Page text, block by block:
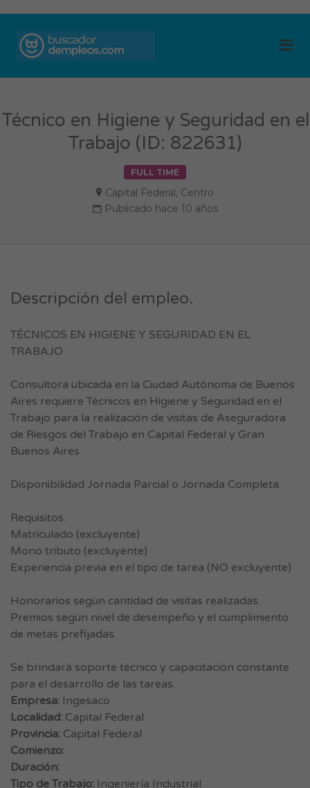
Técnico en Higiene y Seguridad en el
Trabajo (ID: 822631)
FULL TIME
Capital Federal, Centro
Publicado hace 10 años
Descripción del empleo.
TÉCNICOS EN HIGIENE Y SEGURIDAD EN EL
TRABAJO
Consultora ubicada en la Ciudad Autónoma de Buenos
Aires requiere Técnicos en Higiene y Seguridad en el
Trabajo para la realización de visitas de Aseguradora
de Riesgos del Trabajo en Capital Federal y Gran
Buenos Aires.
Disponibilidad Jornada Parcial o Jornada Completa.
Requisitos:
Matriculado (excluyente)
Mono tributo (excluyente)
Experiencia previa en el tipo de tarea (NO excluyente)
Honorarios según cantidad de visitas realizadas.
Premios según nivel de desempeño y el cumplimiento
de metas prefijadas.
Se brindará soporte técnico y capacitación constante
para el desarrollo de las tareas.
Empresa: Ingesaco
Localidad: Capital Federal
Provincia: Capital Federal
Comienzo:
Duración:
Tipo de Trabajo: Ingeniería Industrial